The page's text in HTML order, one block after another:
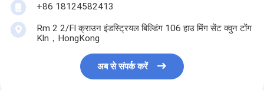
+86 18124582413
Rm 2 2/Fl क्राउन इंडस्ट्रियल बिल्डिंग 106 हाउ मिंग सेंट क्वुन टोंग
Kln，HongKong
अब से संपर्क करें